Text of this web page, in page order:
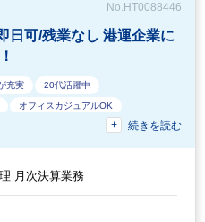
No.HT0088446
日可/残業なし 港運企業に
充実 20代活躍中
オフィスカジュアルOK
残業少なめ
ルーティンワークがメイン 急募
続きを読む
経理 日常業務 ／ 経理 月次決算業務